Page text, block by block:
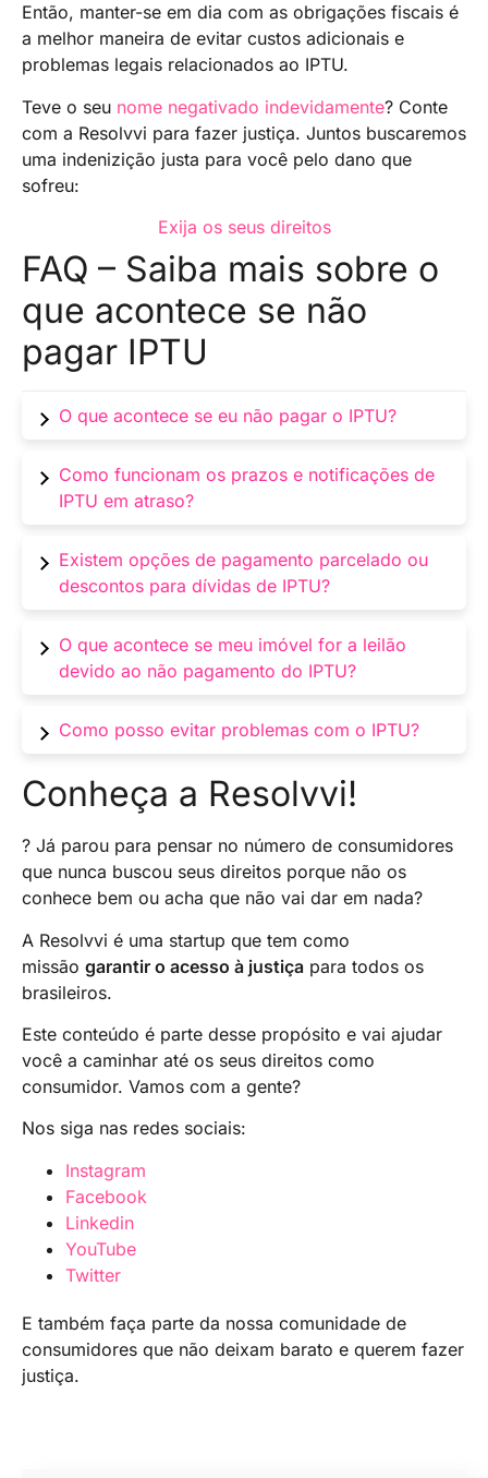
Então, manter-se em dia com as obrigações fiscais é
a melhor maneira de evitar custos adicionais e
problemas legais relacionados ao IPTU.
Teve o seu nome negativado indevidamente? Conte
com a Resolvvi para fazer justiça. Juntos buscaremos
uma indenizição justa para você pelo dano que
sofreu:
Exija os seus direitos
FAQ – Saiba mais sobre o
que acontece se não
pagar IPTU
O que acontece se eu não pagar o IPTU?
O não pagamento do IPTU pode resultar em
penalidades legais, leilões do imóvel e perda
Como funcionam os prazos e notificações de
IPTU em atraso?
Geralmente, o atraso gera notificações e
prazos para pagamento antes de medidas mais
Existem opções de pagamento parcelado ou
descontos para dívidas de IPTU?
Sim, muitas prefeituras oferecem opções de
parcelamento e, em alguns casos, descontos
para pagamento à vista.
O que acontece se meu imóvel for a leilão
devido ao não pagamento do IPTU?
Seu imóvel pode ser leiloado para quitar a
dívida de IPTU, resultando na perda da
Como posso evitar problemas com o IPTU?
Mantenha-se informado sobre os prazos,
pague em dia, busque isenções e consulte um
futuros.
Conheça a Resolvvi!
? Já parou para pensar no número de consumidores
que nunca buscou seus direitos porque não os
conhece bem ou acha que não vai dar em nada?
A Resolvvi é uma startup que tem como
missão garantir o acesso à justiça para todos os
brasileiros.
Este conteúdo é parte desse propósito e vai ajudar
você a caminhar até os seus direitos como
consumidor. Vamos com a gente?
Nos siga nas redes sociais:
Instagram
Facebook
Linkedin
YouTube
Twitter
E também faça parte da nossa comunidade de
consumidores que não deixam barato e querem fazer
justiça.